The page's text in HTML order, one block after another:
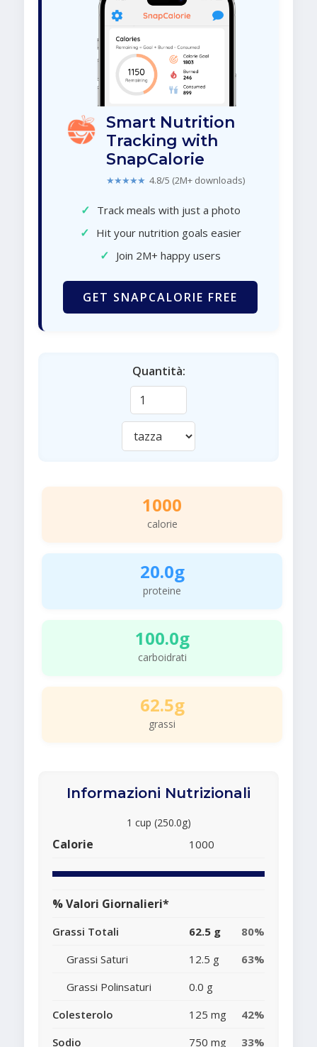
Smart Nutrition
Tracking with
SnapCalorie
★★★★★ 4.8/5 (2M+ downloads)
✓ Track meals with just a photo
✓ Hit your nutrition goals easier
✓ Join 2M+ happy users
GET SNAPCALORIE FREE
Quantità:
1000
calorie
20.0g
proteine
100.0g
carboidrati
62.5g
grassi
Informazioni Nutrizionali
1 cup (250.0g)
Calorie 1000
% Valori Giornalieri*
Grassi Totali 62.5 g
80%
Grassi Saturi
12.5 g
63%
Grassi Polinsaturi
0.0 g
Colesterolo
125 mg
42%
Sodio
750 mg 33%